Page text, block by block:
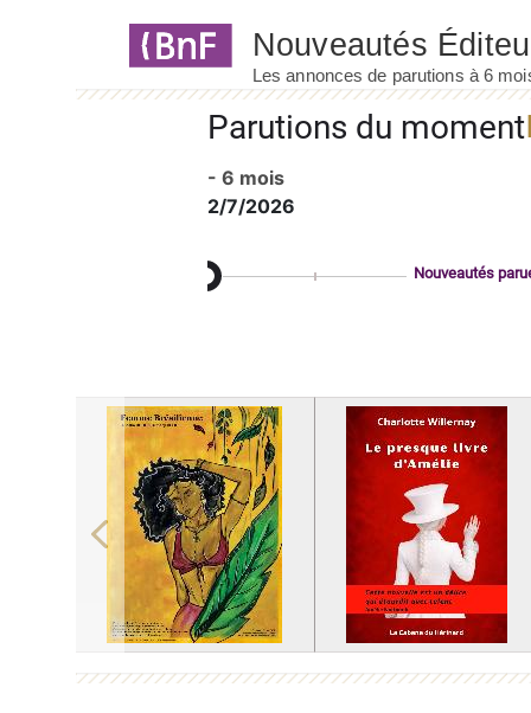
Parutions du moment
- 6 mois
2/7/2026
Nouveautés
Previous